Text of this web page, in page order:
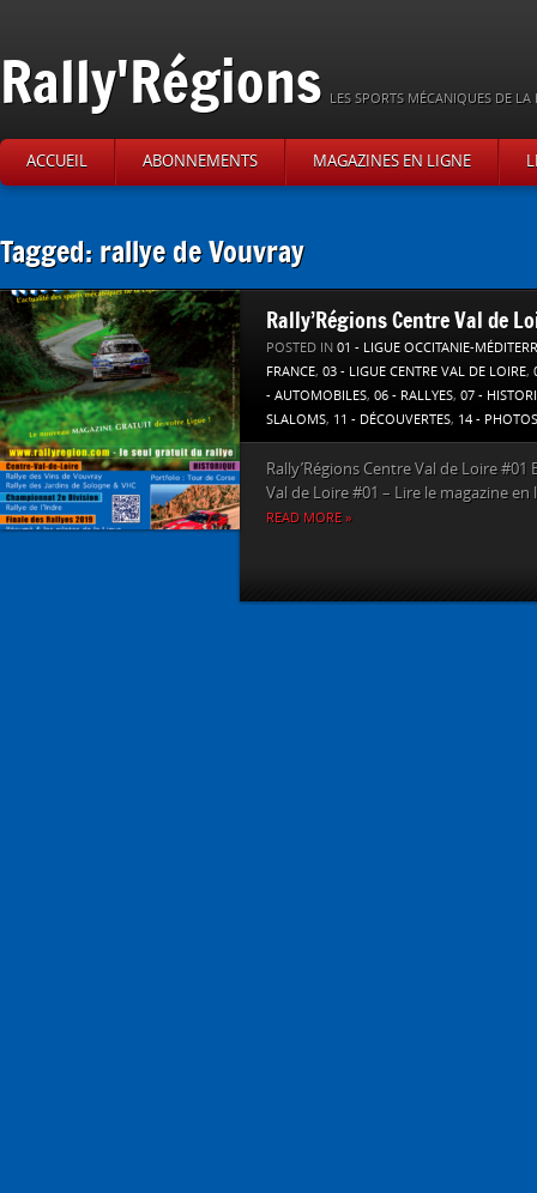
Rally'Régions LES SPORTS MÉCANIQUES DE
ACCUEIL ABONNEMENTS MAGAZINES EN LIGNE
Tagged: rallye de Vouvray
Rally’Régions Centre Val de
POSTED IN 01 - LIGUE OCCITANIE-
FRANCE, 03 - LIGUE CENTRE VAL DE LOIRE,
- AUTOMOBILES, 06 - RALLYES, 07 -
SLALOMS, 11 - DÉCOUVERTES, 14 - PHOTOS
Rally’Régions Centre Val de Loire #01
Val de Loire #01 – Lire le magazine en
READ MORE »